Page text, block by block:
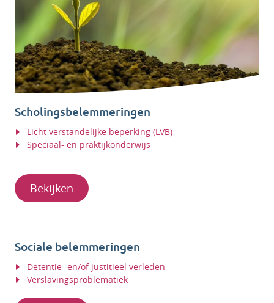
Scholingsbelemmeringen
Licht verstandelijke beperking (LVB)
Speciaal- en praktijkonderwijs
Bekijken
Sociale belemmeringen
Detentie- en/of justitieel verleden
Verslavingsproblematiek